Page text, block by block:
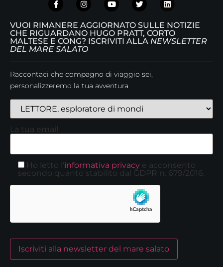
VUOI RIMANERE AGGIORNATO SULLE NOTIZIE
CHE RIGUARDANO HUGO PRATT, CORTO
MALTESE E CONG? ISCRIVITI ALLA NEWSLETTER
DEL MARE SALATO
Raccontaci che compagno di viaggio sei,
personalizzeremo la tua avventura
La tua email
Ho letto l'informativa privacy e acconsento
secondo quanto stabilito dal GDPR n. 679/2016.